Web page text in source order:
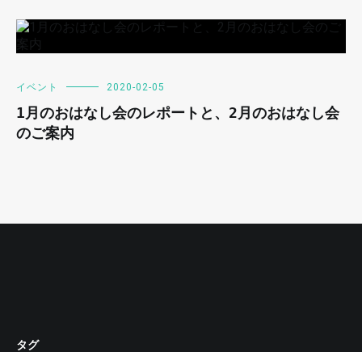
イベント 2020-02-05
1月のおはなし会のレポートと、2月のおはなし会
のご案内
タグ